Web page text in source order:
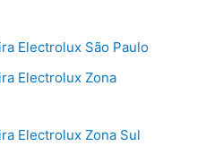
Electrolux São Paulo
Electrolux Zona
Electrolux Zona Sul